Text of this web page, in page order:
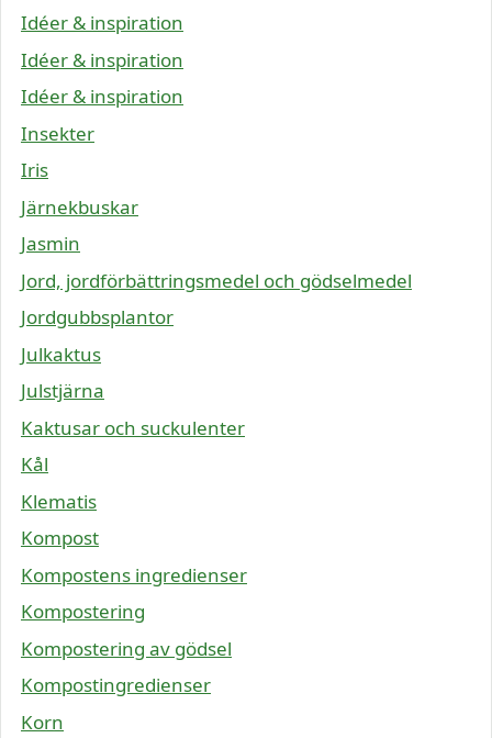
Idéer & inspiration
Idéer & inspiration
Idéer & inspiration
Insekter
Iris
Järnekbuskar
Jasmin
Jord, jordförbättringsmedel och gödselmedel
Jordgubbsplantor
Julkaktus
Julstjärna
Kaktusar och suckulenter
Kål
Klematis
Kompost
Kompostens ingredienser
Kompostering
Kompostering av gödsel
Kompostingredienser
Korn